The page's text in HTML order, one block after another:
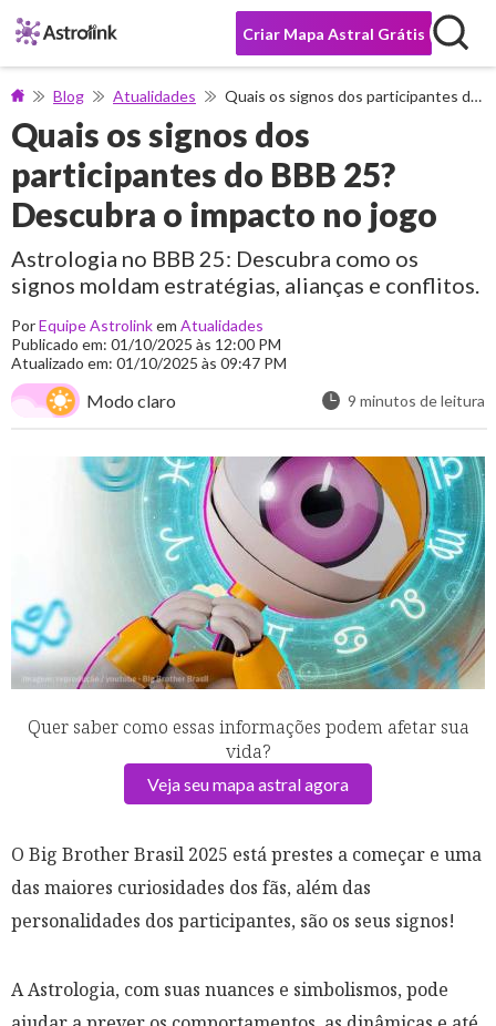
Criar Mapa Astral Grátis
Blog Atualidades Quais os signos dos participantes do BBB 25? Descubra o impacto no jogo
Quais os signos dos
participantes do BBB 25?
Descubra o impacto no jogo
Astrologia no BBB 25: Descubra como os
signos moldam estratégias, alianças e conflitos.
PorEquipe Astrolinkem Atualidades
Publicado em: 01/10/2025 às 12:00 PM
Atualizado em: 01/10/2025 às 09:47 PM
Modo claro 9 minutos de leitura
Quer saber como essas informações podem afetar sua
vida?
Veja seu mapa astral agora
O Big Brother Brasil 2025 está prestes a começar e uma
das maiores curiosidades dos fãs, além das
personalidades dos participantes, são os seus signos! ​
A Astrologia, com suas nuances e simbolismos, pode